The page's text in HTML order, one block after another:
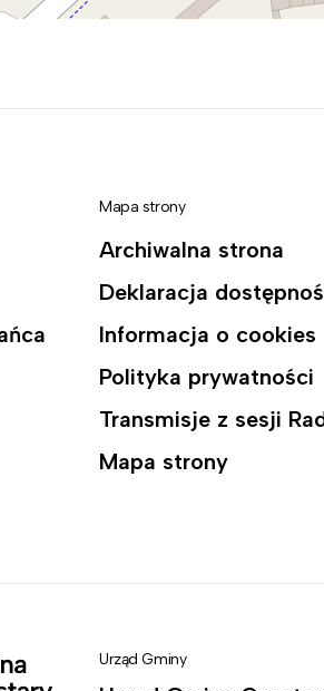
Mapa strony
Archiwalna strona
Deklaracja
Informacja o cookies
Polityka prywatności
Transmisje z sesji
Mapa strony
Urząd Gminy